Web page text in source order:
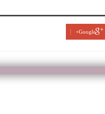
Google+